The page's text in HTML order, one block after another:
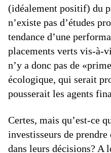
(idéalement positif) du
n’existe pas d’études
tendance d’une
placements verts vis-à-
n’y a donc pas de
écologique, qui serait
pousserait les agents
Certes, mais qu’est-ce
investisseurs de
dans leurs décisions? A